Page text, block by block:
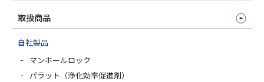
取扱商品
自社製品
マンホールロック
パラット（浄化効率促進剤）